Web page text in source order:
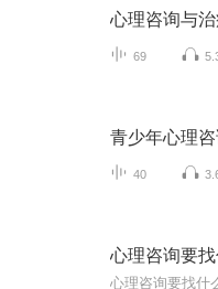
心理咨询与治
69
青少年心理
40
心理咨询要